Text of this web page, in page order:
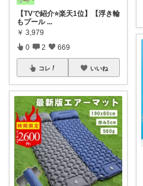
【TVで紹介⭐️楽天1位】【浮き輪
もプール ...
￥ 3,979
0 2 669
コレ いいね